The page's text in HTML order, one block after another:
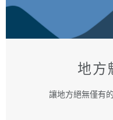
地方
讓地方絕無僅有